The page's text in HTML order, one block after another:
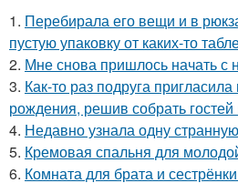
1. Перебирала его вещи и в
пустую упаковку от каких-то
2. Мне снова пришлось начать с
3. Как-то раз подруга
рождения, решив собрать
4. Недавно узнала одну
5. Кремовая спальня для
6. Комната для брата и